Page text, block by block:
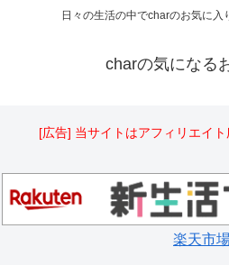
日々の生活の中でcharのお気に入
charの気になる
[広告] 当サイトはアフィリエイト
楽天市